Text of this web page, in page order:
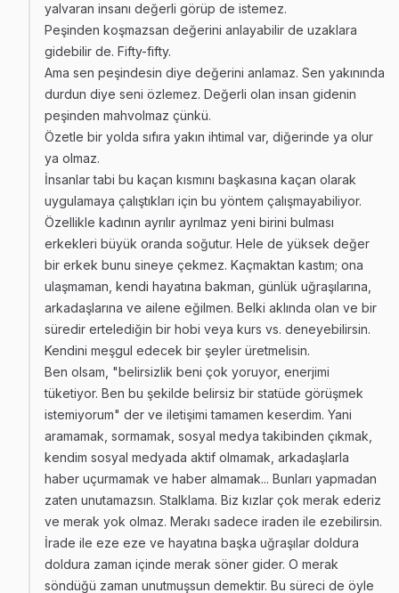
yalvaran insanı değerli görüp de istemez.
Peşinden koşmazsan değerini anlayabilir de uzaklara
gidebilir de. Fifty-fifty.
Ama sen peşindesin diye değerini anlamaz. Sen yakınında
durdun diye seni özlemez. Değerli olan insan gidenin
peşinden mahvolmaz çünkü.
Özetle bir yolda sıfıra yakın ihtimal var, diğerinde ya olur
ya olmaz.
İnsanlar tabi bu kaçan kısmını başkasına kaçan olarak
uygulamaya çalıştıkları için bu yöntem çalışmayabiliyor.
Özellikle kadının ayrılır ayrılmaz yeni birini bulması
erkekleri büyük oranda soğutur. Hele de yüksek değer
bir erkek bunu sineye çekmez. Kaçmaktan kastım; ona
ulaşmaman, kendi hayatına bakman, günlük uğraşılarına,
arkadaşlarına ve ailene eğilmen. Belki aklında olan ve bir
süredir ertelediğin bir hobi veya kurs vs. deneyebilirsin.
Kendini meşgul edecek bir şeyler üretmelisin.
Ben olsam, "belirsizlik beni çok yoruyor, enerjimi
tüketiyor. Ben bu şekilde belirsiz bir statüde görüşmek
istemiyorum" der ve iletişimi tamamen keserdim. Yani
aramamak, sormamak, sosyal medya takibinden çıkmak,
kendim sosyal medyada aktif olmamak, arkadaşlarla
haber uçurmamak ve haber almamak... Bunları yapmadan
zaten unutamazsın. Stalklama. Biz kızlar çok merak ederiz
ve merak yok olmaz. Merakı sadece iraden ile ezebilirsin.
İrade ile eze eze ve hayatına başka uğraşılar doldura
doldura zaman içinde merak söner gider. O merak
söndüğü zaman unutmuşsun demektir. Bu süreci de öyle